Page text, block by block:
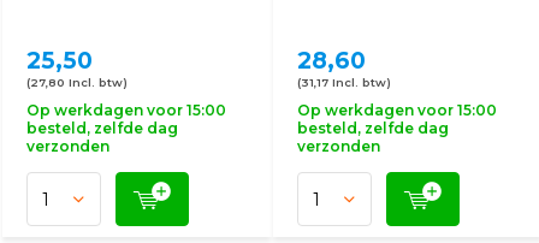
25,50
(27,80 Incl. btw)
Op werkdagen voor 15:00
besteld, zelfde dag
verzonden
28,60
(31,17 Incl. btw)
Op werkdagen voor 15:00
besteld, zelfde dag
verzonden